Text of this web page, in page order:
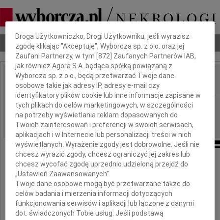
Nekrologi Odeszli Poradnik pogrzebowy
IMIĘ I NAZWISKO:
REGION: Poznań
DATA EMISJI: 01.07.2026
Panu
Pawłowi Żminkowskiemu
wyrazy głębokiego współczucia
Dbamy o Twoją prywatność
Droga Użytkowniczko, Drogi Użytkowniku, jeśli wyrazisz
zgodę klikając "Akceptuję", Wyborcza sp. z o.o. oraz jej
Zaufani Partnerzy, w tym [872 ] Zaufanych Partnerów IAB,
jak również Agora S.A. będąca spółką powiązaną z
Wyborcza sp. z o.o., będą przetwarzać Twoje dane
osobowe takie jak adresy IP, adresy e-mail czy
identyfikatory plików cookie lub inne informacje zapisane w
tych plikach do celów marketingowych, w szczególności
na potrzeby wyświetlania reklam dopasowanych do
Twoich zainteresowań i preferencji w swoich serwisach,
aplikacjach i w Internecie lub personalizacji treści w nich
wyświetlanych. Wyrażenie zgody jest dobrowolne. Jeśli nie
chcesz wyrazić zgody, chcesz ograniczyć jej zakres lub
chcesz wycofać zgodę uprzednio udzieloną przejdź do
„Ustawień Zaawansowanych”.
Twoje dane osobowe mogą być przetwarzane także do
celów badania i mierzenia informacji dotyczących
funkcjonowania serwisów i aplikacji lub łączone z danymi
dot. świadczonych Tobie usług. Jeśli podstawą